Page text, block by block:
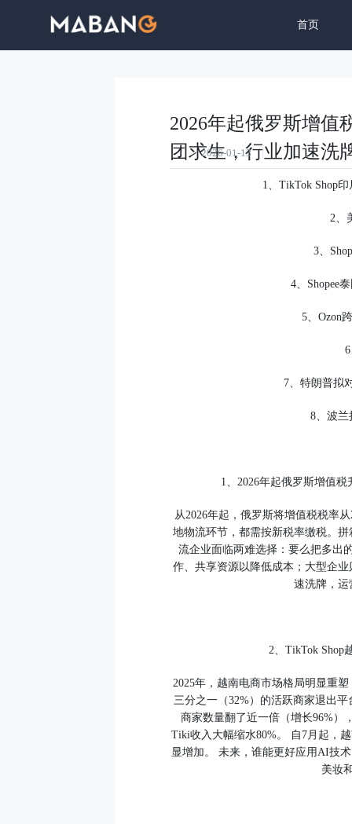
首页
2026年起俄罗斯增值
团求生，行业加速洗
2026-01-13
1、TikTok Shop
2、
3、
4、Shopee
5、Ozon
7、特朗普拟
8、波兰
1、2026年起俄罗斯增值
从2026年起，俄罗斯将增值税税率
地物流环节，都需按新税率缴税。
流企业面临两难选择：要么把多出
作、共享资源以降低成本；大型企
速洗牌，运
2、TikTok Shop
2025年，越南电商市场格局明显重
三分之一（32%）的活跃商家退出
商家数量翻了近一倍（增长96%）
Tiki收入大幅缩水80%。 自7月起，
显增加。 未来，谁能更好应用AI技
美妆